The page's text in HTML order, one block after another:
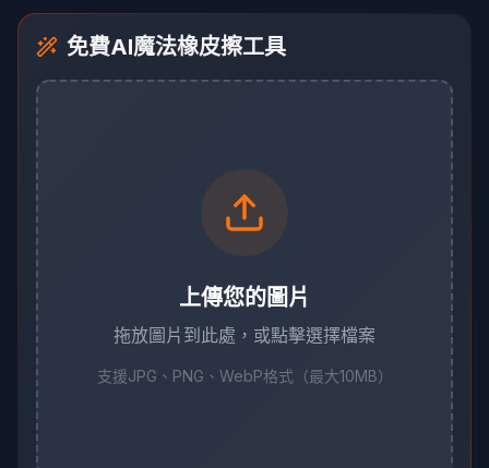
免費AI魔法橡皮擦工具
上傳您的圖片
拖放圖片到此處，或點擊選擇檔案
支援JPG、PNG、WebP格式（最大10MB）